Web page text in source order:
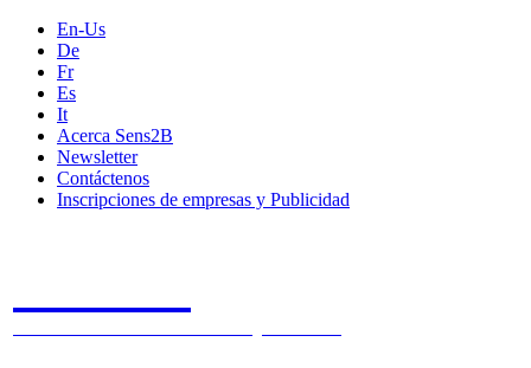
En-Us
De
Fr
Es
It
Acerca Sens2B
Newsletter
Contáctenos
Inscripciones de empresas y Publicidad